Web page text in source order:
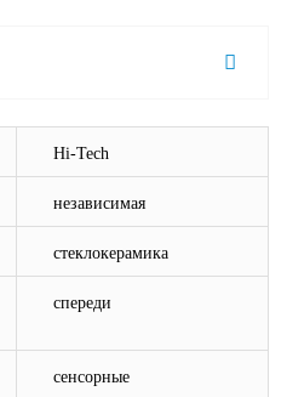
Hi-Tech
независимая
стеклокерамика
спереди
сенсорные